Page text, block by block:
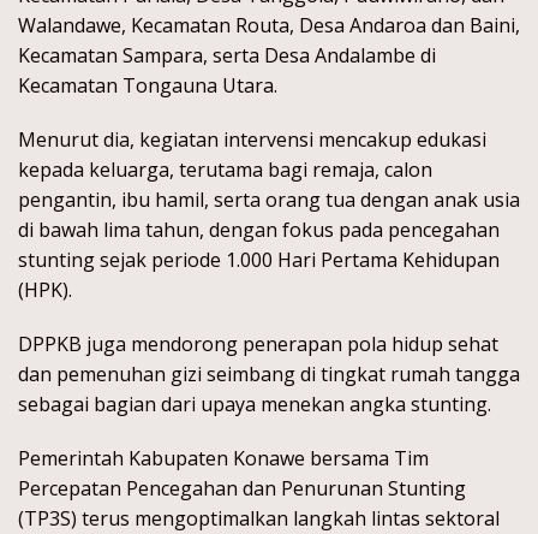
Walandawe, Kecamatan Routa, Desa Andaroa dan Baini,
Kecamatan Sampara, serta Desa Andalambe di
Kecamatan Tongauna Utara.
Menurut dia, kegiatan intervensi mencakup edukasi
kepada keluarga, terutama bagi remaja, calon
pengantin, ibu hamil, serta orang tua dengan anak usia
di bawah lima tahun, dengan fokus pada pencegahan
stunting sejak periode 1.000 Hari Pertama Kehidupan
(HPK).
DPPKB juga mendorong penerapan pola hidup sehat
dan pemenuhan gizi seimbang di tingkat rumah tangga
sebagai bagian dari upaya menekan angka stunting.
Pemerintah Kabupaten Konawe bersama Tim
Percepatan Pencegahan dan Penurunan Stunting
(TP3S) terus mengoptimalkan langkah lintas sektoral